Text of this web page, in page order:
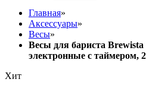
Главная»
Аксессуары»
Весы»
Весы для бариста
электронные с таймером,
Хит